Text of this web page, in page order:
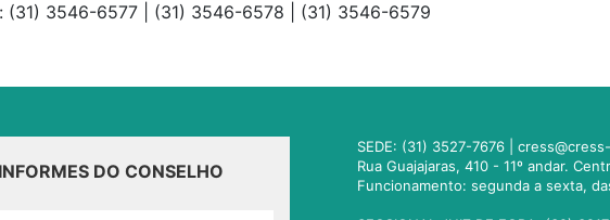
(31) 3546-6577 | (31) 3546-6578 | (31) 3546-6579
DO CONSELHO
SEDE: (31) 3527-7676 |
Rua Guajajaras, 410 - 11º andar.
Funcionamento: segunda a sexta,